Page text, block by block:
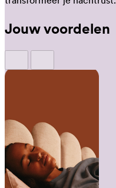
Jouw voordelen